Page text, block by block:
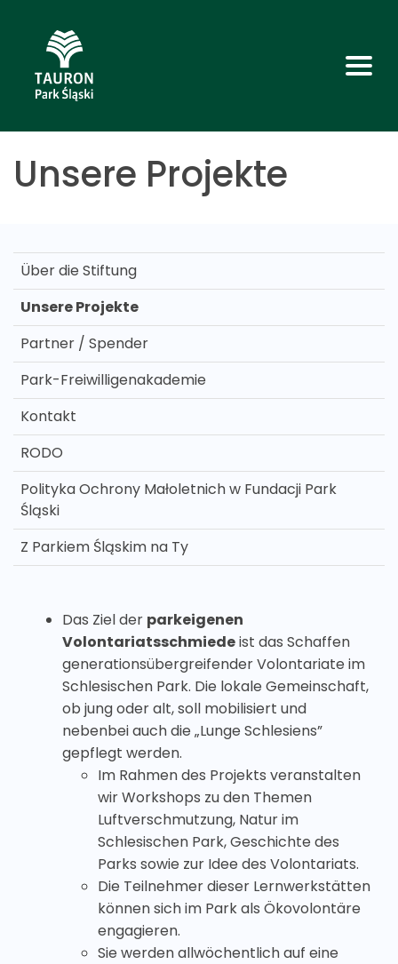
Unsere Projekte
Über die Stiftung
Unsere Projekte
Partner / Spender
Park-Freiwilligenakademie
Kontakt
RODO
Polityka Ochrony Małoletnich w Fundacji Park
Śląski
Z Parkiem Śląskim na Ty
Das Ziel der parkeigenen
Volontariatsschmiedeist das Schaffen
generationsübergreifender Volontariate im
Schlesischen Park. Die lokale Gemeinschaft,
ob jung oder alt, soll mobilisiert und
nebenbei auch die „Lunge Schlesiens”
gepflegt werden.
Im Rahmen des Projekts veranstalten
wir Workshops zu den Themen
Luftverschmutzung, Natur im
Schlesischen Park, Geschichte des
Parks sowie zur Idee des Volontariats.
Die Teilnehmer dieser Lernwerkstätten
können sich im Park als Ökovolontäre
engagieren.
Sie werden allwöchentlich auf eine